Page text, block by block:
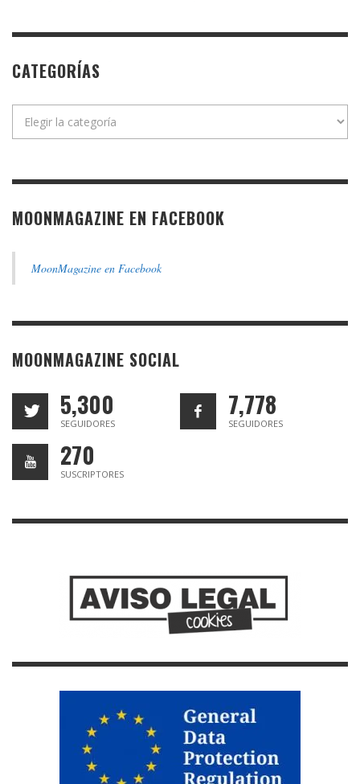
CATEGORÍAS
MOONMAGAZINE EN FACEBOOK
MoonMagazine en Facebook
MOONMAGAZINE SOCIAL
5,300
SEGUIDORES
7,778
SEGUIDORES
270
SUSCRIPTORES